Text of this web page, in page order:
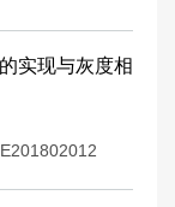
实现与灰度相